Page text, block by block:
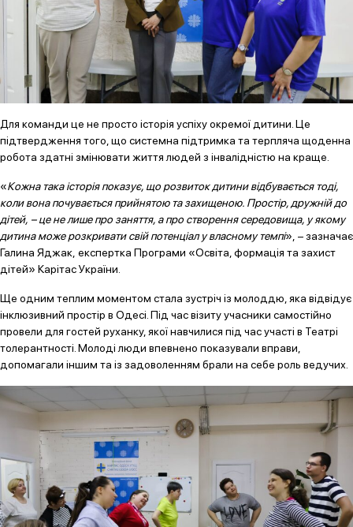
Для команди це не просто історія успіху окремої дитини. Це
підтвердження того, що системна підтримка та терпляча щоденна
робота здатні змінювати життя людей з інвалідністю на краще.
«Кожна така історія показує, що розвиток дитини відбувається тоді,
коли вона почувається прийнятою та захищеною. Простір, дружній до
дітей, – це не лише про заняття, а про створення середовища, у якому
дитина може розкривати свій потенціал у власному темпі», – зазначає
Галина Яджак, експертка Програми «Освіта, формація та захист
дітей» Карітас України.
Ще одним теплим моментом стала зустріч із молоддю, яка відвідує
інклюзивний простір в Одесі. Під час візиту учасники самостійно
провели для гостей руханку, якої навчилися під час участі в Театрі
толерантності. Молоді люди впевнено показували вправи,
допомагали іншим та із задоволенням брали на себе роль ведучих.